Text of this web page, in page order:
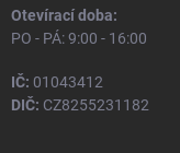
Otevírací doba:
PO - PÁ: 9:00 - 16:00
IČ: 01043412
DIČ: CZ8255231182